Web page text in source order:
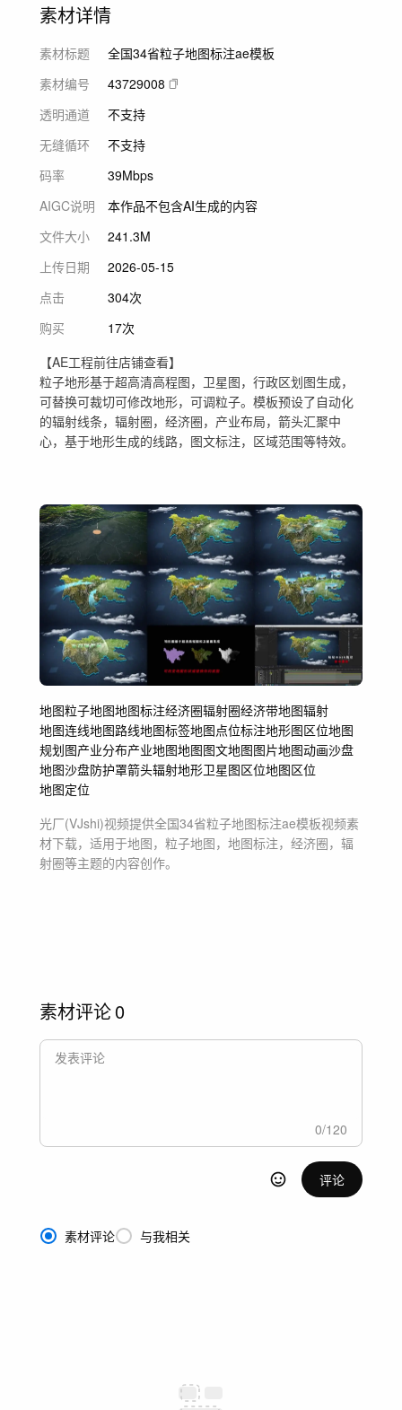
素材详情
素材标题
全国34省粒子地图标注ae模板
素材编号
43729008
透明通道
不支持
无缝循环
不支持
码率
39Mbps
AIGC说明
本作品不包含AI生成的内容
文件大小
241.3M
上传日期
2026-05-15
点击
304次
购买
17次
【AE工程前往店铺查看】
粒子地形基于超高清高程图，卫星图，行政区划图生成，
可替换可裁切可修改地形，可调粒子。模板预设了自动化
的辐射线条，辐射圈，经济圈，产业布局，箭头汇聚中
心，基于地形生成的线路，图文标注，区域范围等特效。
地图粒子地图地图标注经济圈辐射圈经济带地图辐射
地图连线地图路线地图标签地图点位标注地形图区位地图
规划图产业分布产业地图地图图文地图图片地图动画沙盘
地图沙盘防护罩箭头辐射地形卫星图区位地图区位
地图定位
光厂(VJshi)视频提供全国34省粒子地图标注ae模板视频素
材下载，适用于地图，粒子地图，地图标注，经济圈，辐
射圈等主题的内容创作。
素材评论0
0/120
评论
素材评论 与我相关